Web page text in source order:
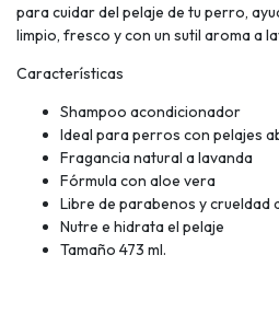
para cuidar del pelaje de tu perro,
limpio, fresco y con un sutil aroma a
Características
Shampoo acondicionador
Ideal para perros con pelajes
Fragancia natural a lavanda
Fórmula con aloe vera
Libre de parabenos y crueldad
Nutre e hidrata el pelaje
Tamaño 473 ml.